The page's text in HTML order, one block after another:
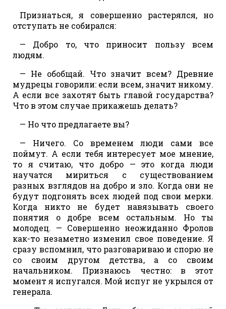
Признаться, я совершенно растерялся, но
отступать не собирался:
— Добро то, что приносит пользу всем
людям.
— Не обобщай. Что значит всем? Древние
мудрецы говорили: если всем, значит никому.
А если все захотят быть главой государства?
Что в этом случае прикажешь делать?
— Но что предлагаете вы?
— Ничего. Со временем люди сами все
поймут. А если тебя интересует мое мнение,
то я считаю, что добро — это когда люди
научатся мириться с существованием
разных взглядов на добро и зло. Когда они не
будут подгонять всех людей под свои мерки.
Когда никто не будет навязывать своего
понятия о добре всем остальным. Но ты
молодец. — Совершенно неожиданно Фролов
как-то незаметно изменил свое поведение. Я
сразу вспомнил, что разговариваю и спорю не
со своим другом детства, а со своим
начальником. Признаюсь честно: в этот
момент я испугался. Мой испуг не укрылся от
генерала.